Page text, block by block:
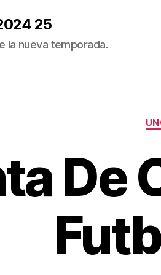
25
la nueva temporada.
De